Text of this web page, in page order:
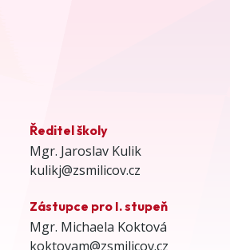
Ředitel školy
Mgr. Jaroslav Kulik
kulikj@zsmilicov.cz
Zástupce pro I. stupeň
Mgr. Michaela Koktová
koktovam@zsmilicov.cz